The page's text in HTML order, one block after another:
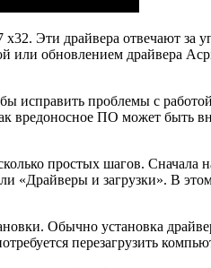
Эти драйвера отвечают за
или обновлением драйвера
исправить проблемы с
ПО может быть
простых шагов.
«Драйверы и загрузки». В
Обычно установка
перезагрузить